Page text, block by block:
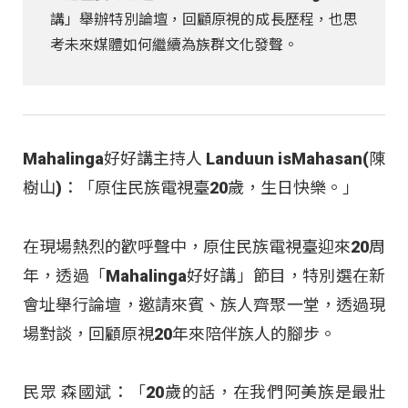
講」舉辦特別論壇，回顧原視的成長歷程，也思
考未來媒體如何繼續為族群文化發聲。
Mahalinga好好講主持人 Landuun isMahasan(陳
樹山)：「原住民族電視臺20歲，生日快樂。」
在現場熱烈的歡呼聲中，原住民族電視臺迎來20周
年，透過「Mahalinga好好講」節目，特別選在新
會址舉行論壇，邀請來賓、族人齊聚一堂，透過現
場對談，回顧原視20年來陪伴族人的腳步。
民眾 森國斌：「20歲的話，在我們阿美族是最壯